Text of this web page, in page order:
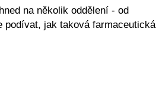
na několik oddělení - od
podívat, jak taková farmaceutická